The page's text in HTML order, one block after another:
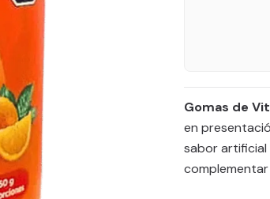
Gomas de
en
sabor